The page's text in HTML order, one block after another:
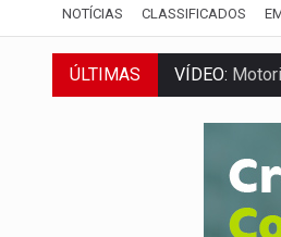
NOTÍCIAS CLASSIFICADOS
ÚLTIMAS VÍDEO:
LAZER:Seis
INCLUSÃO: